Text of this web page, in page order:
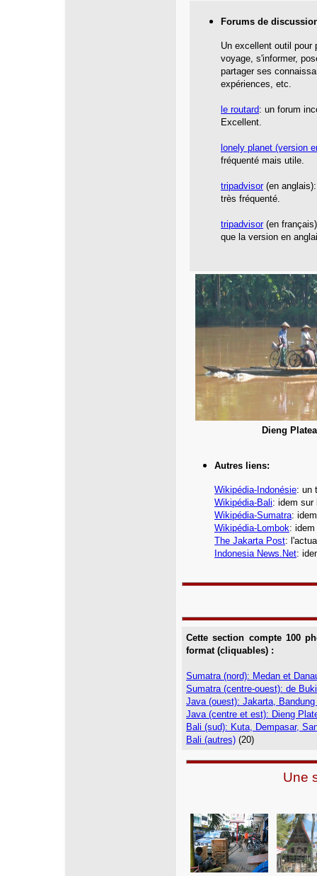
Forums de
Un excellent outil pour
voyage, s'informer,
partager ses
expériences, etc.
le routard: un forum
Excellent.
lonely planet (version
fréquenté mais utile.
tripadvisor(en
très fréquenté.
tripadvisor(en
que la version en
Dieng
Autres liens:
Wikipédia-Indonésie: un
Wikipédia-Bali: idem sur
Wikipédia-Sumatra:
Wikipédia-Lombok:
The Jakarta Post:
Indonesia News.Net:
Cette section compte 100
format (cliquables) :
Sumatra (nord): Medan et
Sumatra (centre-ouest): de
Java (ouest): Jakarta,
Java (centre et est): Dieng
Bali (sud): Kuta, Dempasar,
Bali (autres) (20)
Une